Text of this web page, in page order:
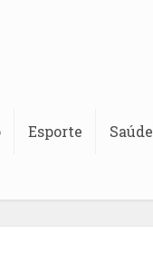
Esporte Saúde